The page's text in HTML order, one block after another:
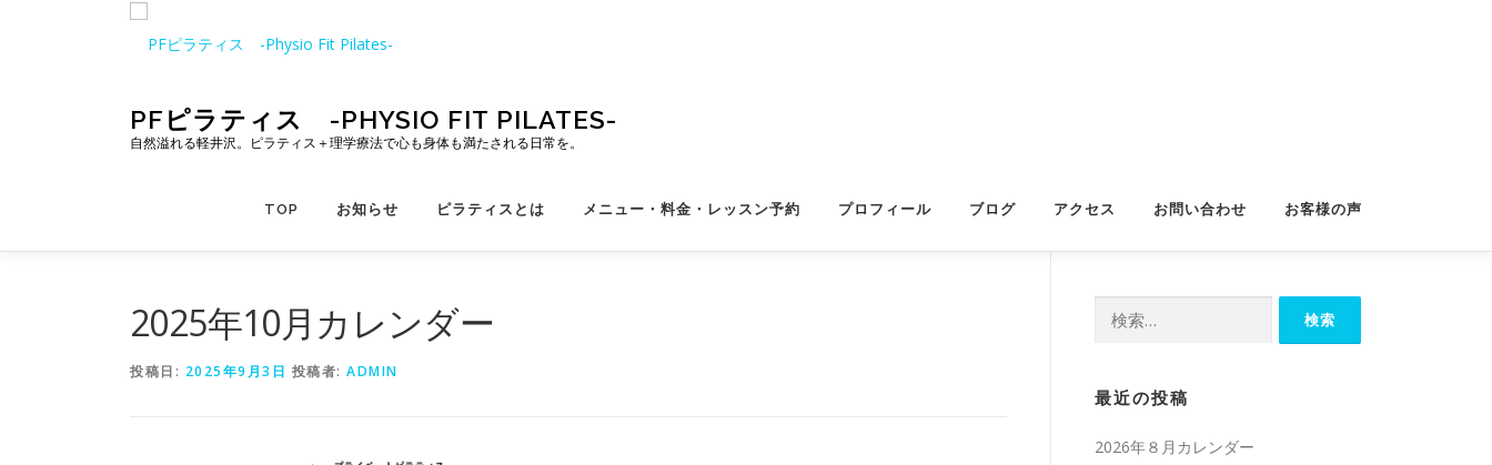
PFピラティス -PHYSIO FIT PILATES-
自然溢れる軽井沢。ピラティス＋理学療法で心も身体も満たされる日常を。
TOP お知らせ ピラティスとは メニュー・料金・レッスン予約 プロフィール ブログ アクセス お問い合わせ お客様の声
2025年10月カレンダー
投稿日: 2025年9月3日 投稿者: ADMIN
最近の投稿
2026年８月カレンダー